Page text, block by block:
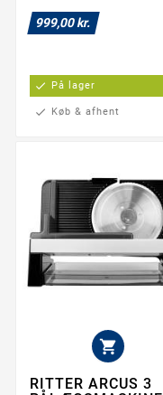
999,00 kr.
check På lager
check Køb & afhent

RITTER ARCUS 3